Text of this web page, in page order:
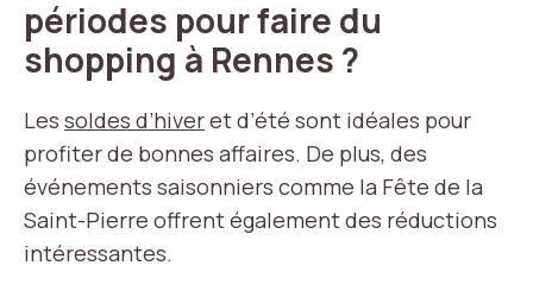
périodes pour faire du
shopping à Rennes ?
Les soldes d’hiveret d’été sont idéales pour
profiter de bonnes affaires. De plus, des
événements saisonniers comme la Fête de la
Saint-Pierre offrent également des réductions
intéressantes.